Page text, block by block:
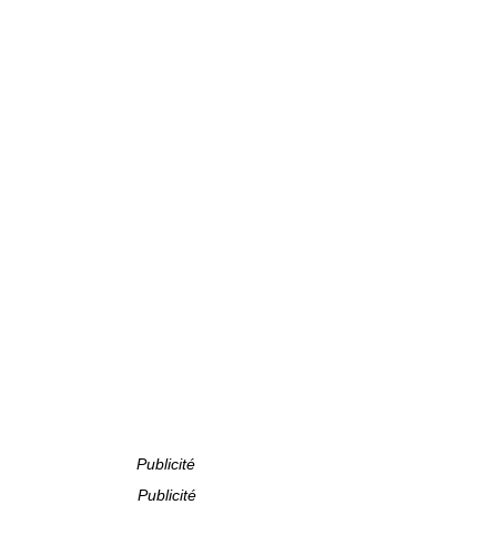
Publicité
Publicité